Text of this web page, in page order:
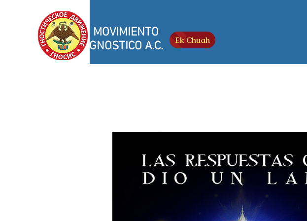
MOVIMIENTO
GNOSTICO A.C.
Ek Chuah